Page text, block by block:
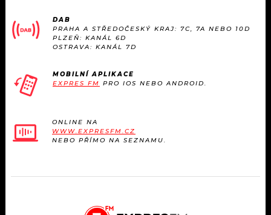
DAB
PRAHA A STŘEDOČESKÝ KRAJ: 7C, 7A NEBO 10D
PLZEŇ: KANÁL 6D
OSTRAVA: KANÁL 7D
MOBILNÍ APLIKACE
EXPRES FM PRO IOS NEBO ANDROID.
ONLINE NA
WWW.EXPRESFM.CZ
NEBO PŘÍMO NA SEZNAMU.